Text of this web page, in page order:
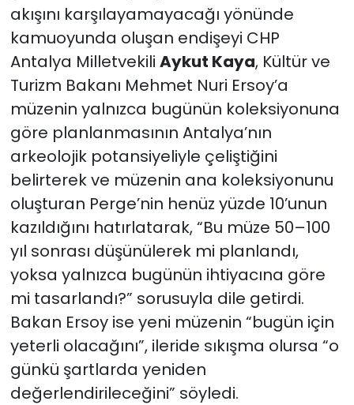
akışını karşılayamayacağı yönünde
kamuoyunda oluşan endişeyi CHP
Antalya Milletvekili Aykut Kaya, Kültür ve
Turizm Bakanı Mehmet Nuri Ersoy’a
müzenin yalnızca bugünün koleksiyonuna
göre planlanmasının Antalya’nın
arkeolojik potansiyeliyle çeliştiğini
belirterek ve müzenin ana koleksiyonunu
oluşturan Perge’nin henüz yüzde 10’unun
kazıldığını hatırlatarak, “Bu müze 50–100
yıl sonrası düşünülerek mi planlandı,
yoksa yalnızca bugünün ihtiyacına göre
mi tasarlandı?” sorusuyla dile getirdi.
Bakan Ersoy ise yeni müzenin “bugün için
yeterli olacağını”, ileride sıkışma olursa “o
günkü şartlarda yeniden
değerlendirileceğini” söyledi.